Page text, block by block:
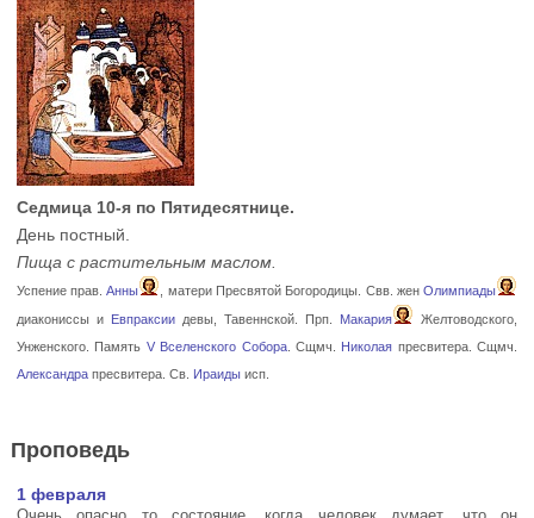
Седмица 10-я по Пятидесятнице.
День постный.
Пища с растительным маслом.
Успение прав.Анны , матери Пресвятой Богородицы. Свв. женОлимпиады
диакониссы и
Евпраксиидевы, Тавеннской. Прп. Макария
Желтоводского,
Унженского. Память V Вселенского Собора. Сщмч. Николая пресвитера. Сщмч.
Александрапресвитера. Св. Ираидыисп.
Проповедь
1 февраля